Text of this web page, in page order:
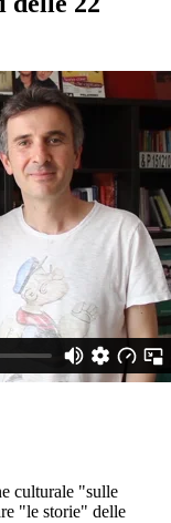
culturale "sulle
"le storie" delle